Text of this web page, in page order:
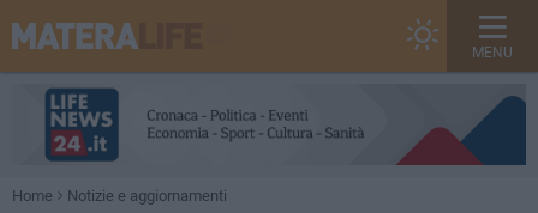
MENU
Home Notizie e aggiornamenti